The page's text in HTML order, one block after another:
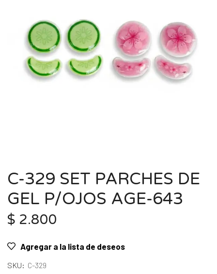
C-329 SET PARCHES DE
GEL P/OJOS AGE-643
$ 2.800
Agregar a la lista de deseos
SKU: C-329